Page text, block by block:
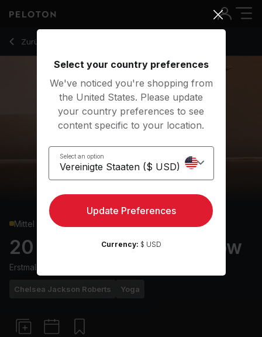
Zurück zu Yoga-Kurse
Zurück
Mittel
20 min Morning Yoga Flow
Erstmals ausgestrahlt am
Chelsea Jackson Roberts Yoga
20 Min Morning Yoga Flow with R&B Music - Chelsea
Select your country preferences
We've noticed you're shopping from
the United States. Please update
your country preferences to see
content specific to your location.
Select an option
Update Preferences
Currency: $ USD